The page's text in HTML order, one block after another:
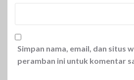
Simpan nama, email, dan situs
peramban ini untuk komentar